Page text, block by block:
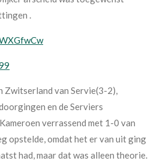
.
Zwitserland van Servie(3-2),
en de Serviers
verrassend met 1-0 van
opstelde, omdat het er van uit ging
had, maar dat was alleen theorie.